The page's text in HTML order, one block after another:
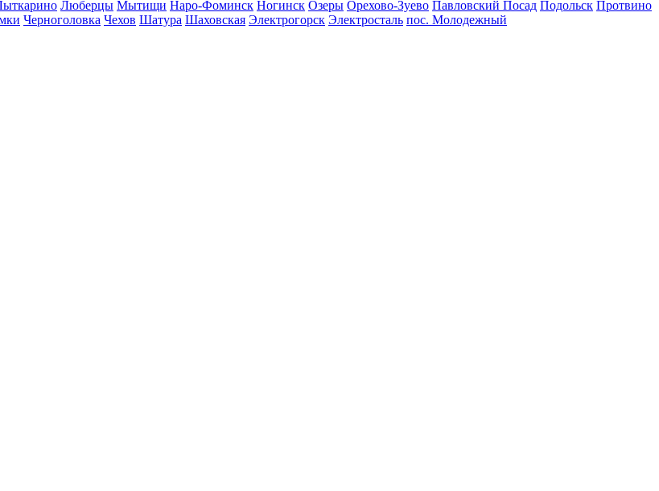
Люберцы Мытищи Наро-Фоминск Ногинск Озеры Орехово-Зуево Павловский Посад Подольск Протвино
Черноголовка Чехов Шатура Шаховская Электрогорск Электросталь пос. Молодежный